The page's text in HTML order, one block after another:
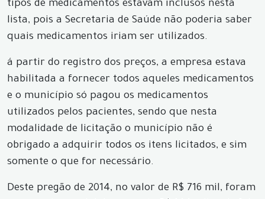
tipos de medicamentos estavam inclusos nesta
lista, pois a Secretaria de Saúde não poderia saber
quais medicamentos iriam ser utilizados.
á partir do registro dos preços, a empresa estava
habilitada a fornecer todos aqueles medicamentos
e o município só pagou os medicamentos
utilizados pelos pacientes, sendo que nesta
modalidade de licitação o município não é
obrigado a adquirir todos os itens licitados, e sim
somente o que for necessário.
Deste pregão de 2014, no valor de R$ 716 mil, foram